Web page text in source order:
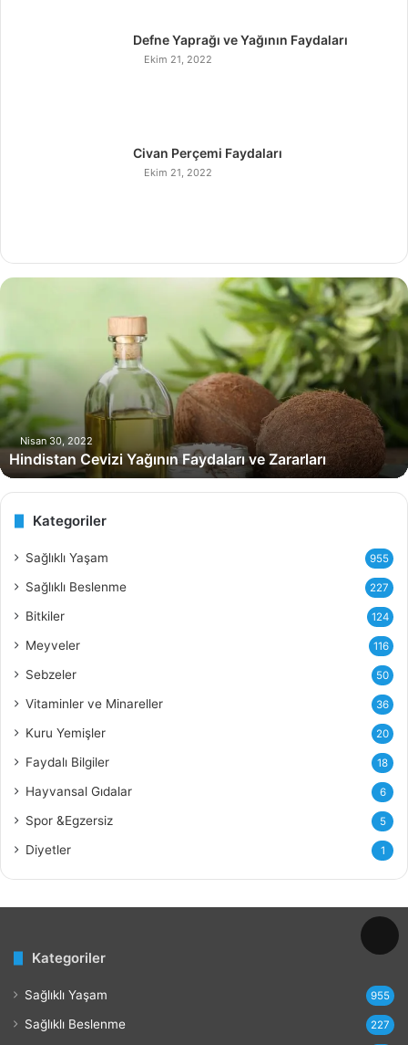
Defne Yaprağı ve Yağının Faydaları
Ekim 21, 2022
Civan Perçemi Faydaları
Ekim 21, 2022
H
i
s
t
a
e
Nisan 30, 2022
Hindistan Cevizi Yağının Faydaları ve Zararları
Kategoriler
Sağlıklı Yaşam 955
Sağlıklı Beslenme 227
Bitkiler 124
Meyveler 116
Sebzeler 50
Vitaminler ve Minareller 36
Kuru Yemişler 20
Faydalı Bilgiler 18
Hayvansal Gıdalar 6
Spor &Egzersiz 5
Diyetler 1
Kategoriler
Sağlıklı Yaşam 955
Sağlıklı Beslenme 227